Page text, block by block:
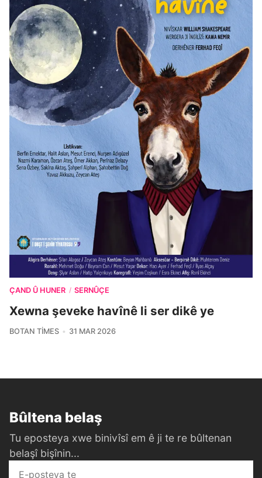
ÇAND Û HUNER / SERNÛÇE
Xewna şeveke havînê li ser dikê ye
BOTAN TIMES 31 MAR 2026
Bûltena belaş
Tu eposteya xwe binivîsî em ê ji te re bûltenan
belaşî bişînin...